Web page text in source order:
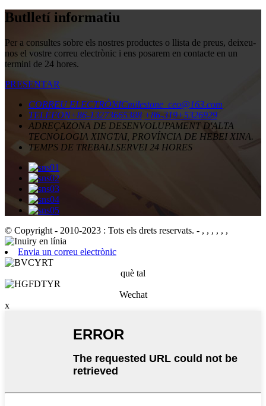
Butlletí informatiu
Per a consultes sobre els nostres productes o llista de preus, deixeu-
nos el vostre correu electrònic i ens posarem en contacte en un
termini de 24 hores.
PRESENTAR
CORREU ELECTRÒNICmilestone_ceo@163.com
TELÈFON+86-13273665388 +86-319+5326929
ADREÇAZONA DE DESENVOLUPAMENT D'ALTA
TECNOLOGIA XINGTAI, PROVÍNCIA DE HEBEI XINA.
TEMPS DE TREBALLSERVEI 24 HORES
© Copyright - 2010-2023 : Tots els drets reservats. - , , , , , ,
Envia un correu electrònic
què tal
Wechat
x